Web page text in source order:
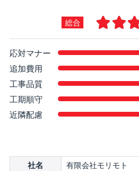
総合
応対マナー
追加費用
工事品質
工期順守
近隣配慮
社名 有限会社モリモト